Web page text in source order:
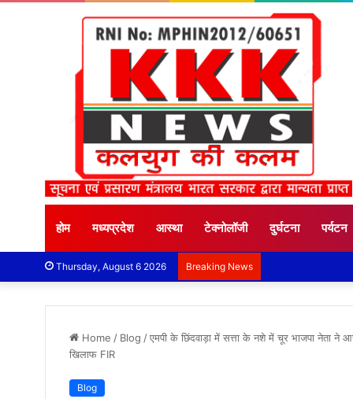
होम मध्यप्रदेश आस्था टेक्नोलॉजी दुर्घटना पर्यटन
Thursday, August 6 2026 Breaking News
Home / Blog /एमपी के छिंदवाड़ा में सत्ता के नशे में चूर भाजपा नेता ने
खिलाफ FIR
Blog